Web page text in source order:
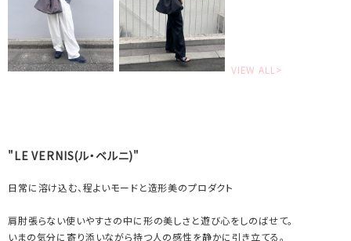
VIEW ALL>
"LE VERNIS(ル・ベルニ)"
日常に溶け込む、程よいモードと造形美のプロダクト
肩肘張らない使いやすさの中に形の美しさと遊び心をしのばせて。
いまの気分に寄り添いながら持つ人の感性を静かに引き立てる。